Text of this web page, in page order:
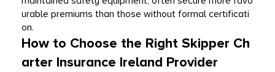
urable premiums than those without formal certificati
on.
How to Choose the Right Skipper Ch
arter Insurance Ireland Provider